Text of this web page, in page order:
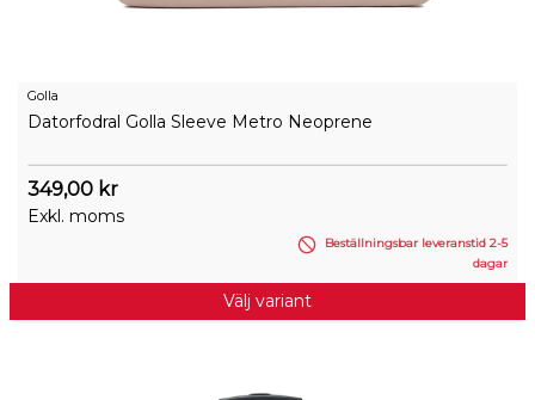
Golla
Datorfodral Golla Sleeve Metro Neoprene
349,00 kr
Exkl. moms
Beställningsbar leveranstid 2-5
dagar
Välj variant